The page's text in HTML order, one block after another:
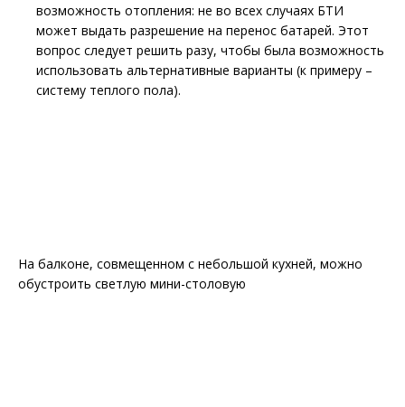
возможность отопления: не во всех случаях БТИ
может выдать разрешение на перенос батарей. Этот
вопрос следует решить разу, чтобы была возможность
использовать альтернативные варианты (к примеру –
систему теплого пола).
На балконе, совмещенном с небольшой кухней, можно
обустроить светлую мини-столовую